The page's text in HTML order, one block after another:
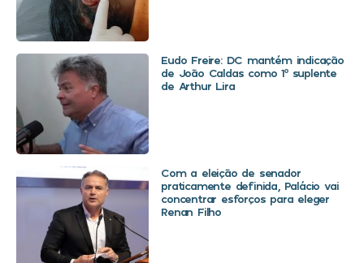
Eudo Freire: DC mantém indicação
de João Caldas como 1º suplente
de Arthur Lira
Com a eleição de senador
praticamente definida, Palácio vai
concentrar esforços para eleger
Renan Filho